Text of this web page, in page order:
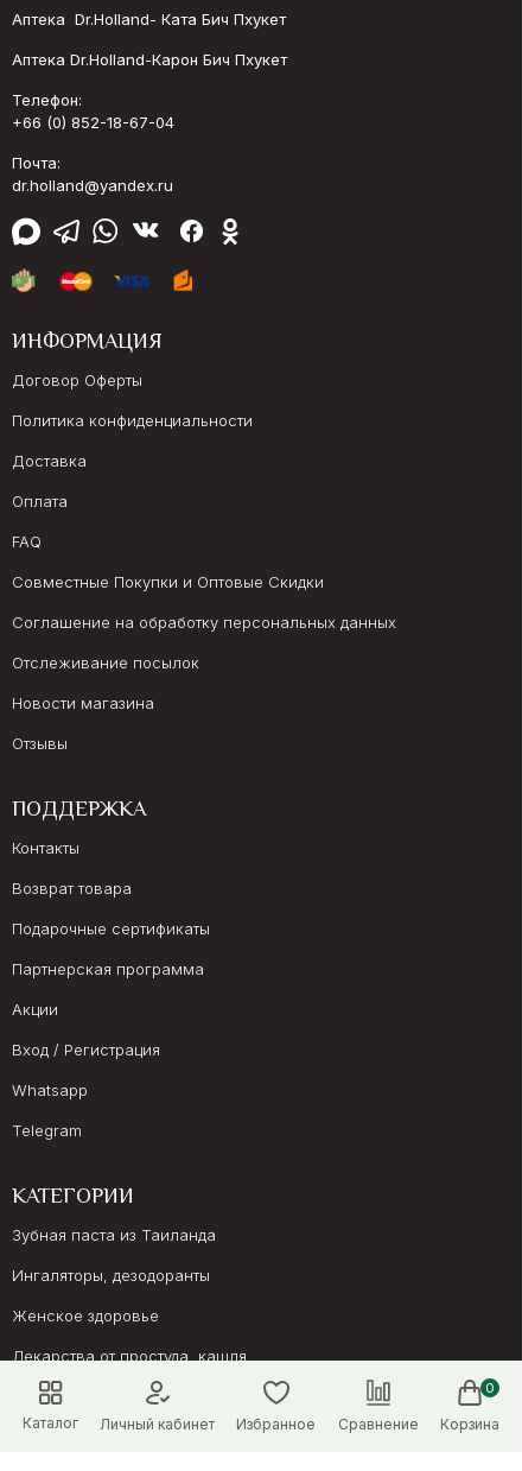
Каталог Личный кабинет Избранное Сравнение
0
Корзина
Аптека Dr.Holland- Ката Бич Пхукет
Аптека Dr.Holland-Карон Бич Пхукет
Телефон:
+66 (0) 852-18-67-04
Почта:
dr.holland@yandex.ru
ИНФОРМАЦИЯ
Договор Оферты
Политика конфиденциальности
Доставка
Оплата
FAQ
Совместные Покупки и Оптовые Скидки
Соглашение на обработку персональных данных
Отслеживание посылок
Новости магазина
Отзывы
ПОДДЕРЖКА
Контакты
Возврат товара
Подарочные сертификаты
Партнерская программа
Акции
Вход / Регистрация
Whatsapp
Telegram
КАТЕГОРИИ
Зубная паста из Таиланда
Ингаляторы, дезодоранты
Женское здоровье
Лекарства от простуда, кашля
Препараты для иммунитета